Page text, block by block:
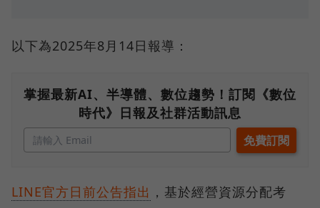
以下為2025年8月14日報導：
掌握最新AI、半導體、數位趨勢！訂閱《數位
時代》日報及社群活動訊息
LINE官方日前公告指出 ，基於經營資源分配考